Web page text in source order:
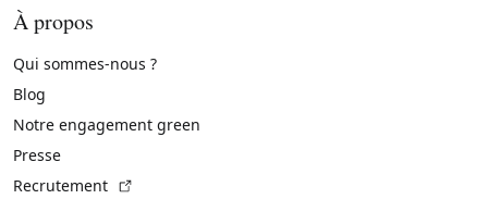
À propos
Qui sommes-nous ?
Blog
Notre engagement green
Presse
Recrutement